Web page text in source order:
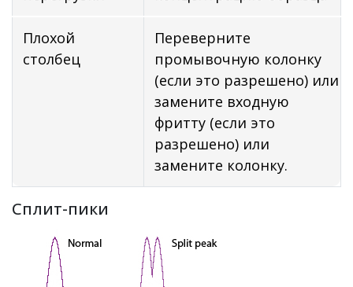
Плохой
столбец
Переверните
промывочную колонку
(если это разрешено) или
замените входную
фритту (если это
разрешено) или
замените колонку.
Сплит-пики